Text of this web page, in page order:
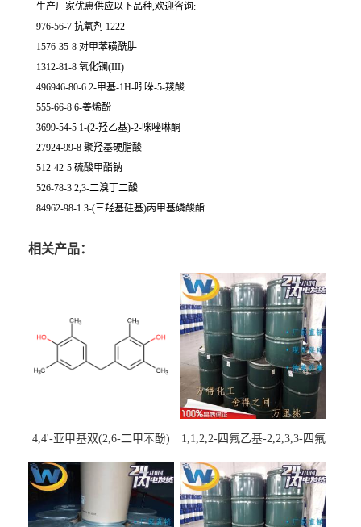
生产厂家优惠供应以下品种,欢迎咨询:
976-56-7 抗氧剂 1222
1576-35-8 对甲苯磺酰肼
1312-81-8 氧化镧(III)
496946-80-6 2-甲基-1H-吲哚-5-羧酸
555-66-8 6-姜烯酚
3699-54-5 1-(2-羟乙基)-2-咪唑啉酮
27924-99-8 聚羟基硬脂酸
512-42-5 硫酸甲酯钠
526-78-3 2,3-二溴丁二酸
84962-98-1 3-(三羟基硅基)丙甲基磷酸酯
相关产品：
4,4'-亚甲基双(2,6-二甲苯酚)
1,1,2,2-四氟乙基-2,2,3,3-四氟